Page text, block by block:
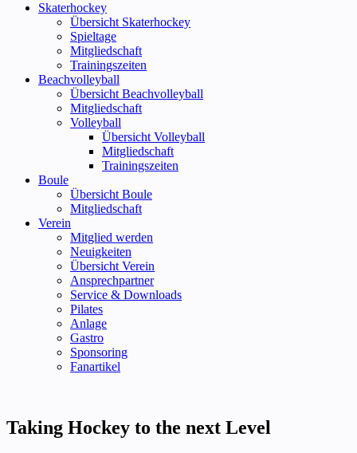
Skaterhockey
Übersicht Skaterhockey
Spieltage
Mitgliedschaft
Trainingszeiten
Beachvolleyball
Übersicht Beachvolleyball
Mitgliedschaft
Volleyball
Übersicht Volleyball
Mitgliedschaft
Trainingszeiten
Boule
Übersicht Boule
Mitgliedschaft
Verein
Mitglied werden
Neuigkeiten
Übersicht Verein
Ansprechpartner
Service & Downloads
Pilates
Anlage
Gastro
Sponsoring
Fanartikel
Taking Hockey to the next Level